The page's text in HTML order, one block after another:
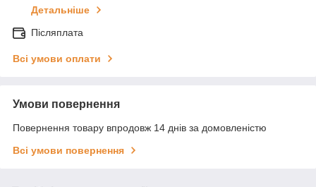
Детальніше
Післяплата
Всі умови оплати
Умови повернення
Повернення товару впродовж 14 днів за домовленістю
Всі умови повернення